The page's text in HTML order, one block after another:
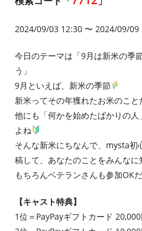
2024/09/03 12:30 〜 2024/09/09
今日のテーマは「9月は新米の季
う」
9月といえば、新米の季節
新米ってその年獲れたお米のこと
他にも「何かを始めたばかりの
よね
そんな新米にちなんで、mysta初
稿して、あなたのことをみんなに
もちろんベテランさんも参加OK
【キャスト特典】
1位＝PayPayギフトカード